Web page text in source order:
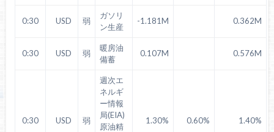
0:30 USD 弱
ガソリ
ン生産
-1.181M 0.362M
0:30 USD 弱
暖房油
備蓄
0.107M 0.576M
0:30 USD 弱
週次エ
ネルギ
ー情報
局(EIA)
原油精
1.30% 0.60% 1.40%